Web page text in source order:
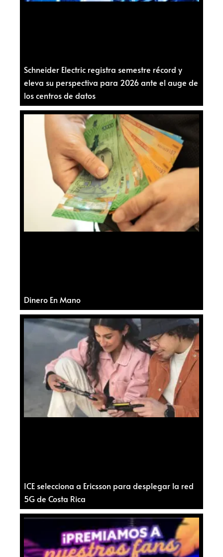
Schneider Electric registra semestre récord y
eleva su perspectiva para 2026 ante el auge de
los centros de datos
Dinero En Mano
ICE selecciona a Ericsson para desplegar la red
5G de Costa Rica